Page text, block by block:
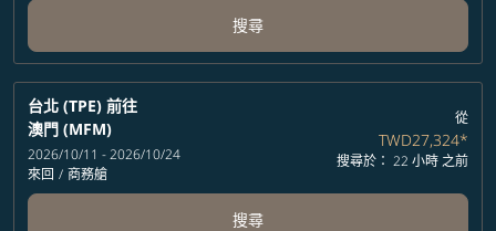
搜尋
台北 (TPE) 前往
澳門 (MFM)
2026/10/11 - 2026/10/24
來回 / 商務艙
從
TWD27,324*
搜尋於： 22 小時 之前
搜尋